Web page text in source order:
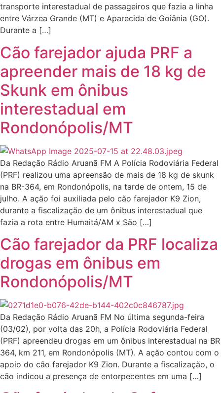
transporte interestadual de passageiros que fazia a linha
entre Várzea Grande (MT) e Aparecida de Goiânia (GO).
Durante a […]
Cão farejador ajuda PRF a
apreender mais de 18 kg de
Skunk em ônibus
interestadual em
Rondonópolis/MT
Da Redação Rádio Aruanã FM A Polícia Rodoviária Federal
(PRF) realizou uma apreensão de mais de 18 kg de skunk
na BR-364, em Rondonópolis, na tarde de ontem, 15 de
julho. A ação foi auxiliada pelo cão farejador K9 Zion,
durante a fiscalização de um ônibus interestadual que
fazia a rota entre Humaitá/AM x São […]
Cão farejador da PRF localiza
drogas em ônibus em
Rondonópolis/MT
Da Redação Rádio Aruanã FM No última segunda-feira
(03/02), por volta das 20h, a Polícia Rodoviária Federal
(PRF) apreendeu drogas em um ônibus interestadual na BR
364, km 211, em Rondonópolis (MT). A ação contou com o
apoio do cão farejador K9 Zion. Durante a fiscalização, o
cão indicou a presença de entorpecentes em uma […]